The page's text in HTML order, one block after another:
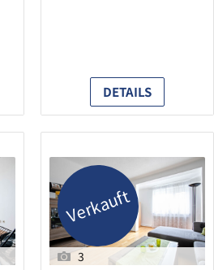
DETAILS
Verkauft
3